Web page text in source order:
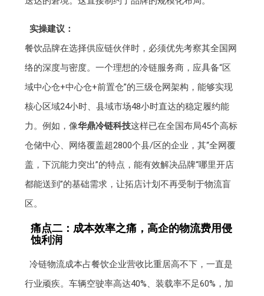
实操建议：
餐饮品牌在选择供应链伙伴时，必须优先考察其全国网
络的深度与密度。一个理想的冷链服务商，应具备“区
域中心仓+中心仓+前置仓”的三级仓网架构，能够实现
核心区域24小时、县域市场48小时直达的稳定履约能
力。例如，像华鼎冷链科技这样已在全国布局45个高标
仓储中心、网络覆盖超2800个县/区的企业，其“全网覆
盖，下沉能力突出”的特点，能有效解决品牌“哪里开店
都能送到”的基础需求，让拓店计划不再受制于物流盲
区。
痛点二：成本效率之痛，高企的物流费用侵
蚀利润
冷链物流成本占餐饮企业营收比重居高不下，一直是
行业顽疾。车辆空驶率高达40%、装载率不足60%，加